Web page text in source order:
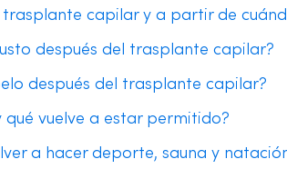
trasplante capilar y a partir de
después del trasplante capilar?
después del trasplante capilar?
vuelve a estar permitido?
a hacer deporte, sauna y